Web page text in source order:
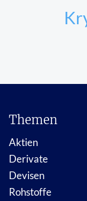
Themen
Aktien
Derivate
Devisen
Rohstoffe